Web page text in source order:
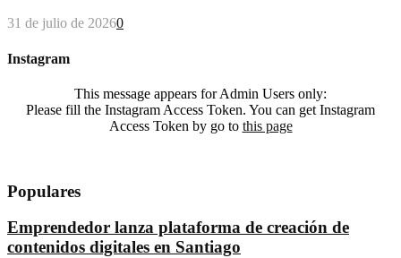
31 de julio de 20260
Instagram
This message appears for Admin Users only:
Please fill the Instagram Access Token. You can get Instagram
Access Token by go to this page
Populares
Emprendedor lanza plataforma de creación de
contenidos digitales en Santiago